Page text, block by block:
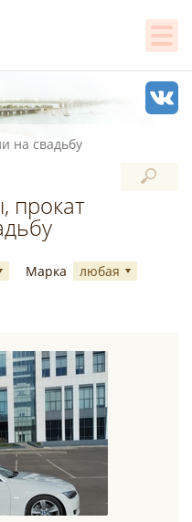
на свадьбу
прокат
Марка любая